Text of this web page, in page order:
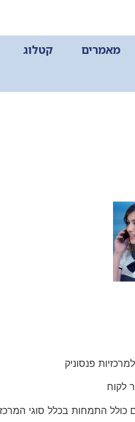
מאמרים קטלוג
פנסוניק
לקוח
כולל התמחות בכלל סוגי